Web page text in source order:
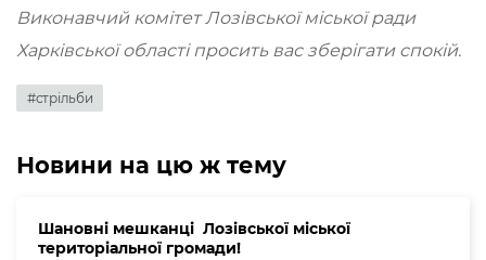
Виконавчий комітет Лозівської міської ради
Харківської області просить вас зберігати спокій.
#стрільби
Новини на цю ж тему
Шановні мешканці Лозівської міської
територіальної громади!